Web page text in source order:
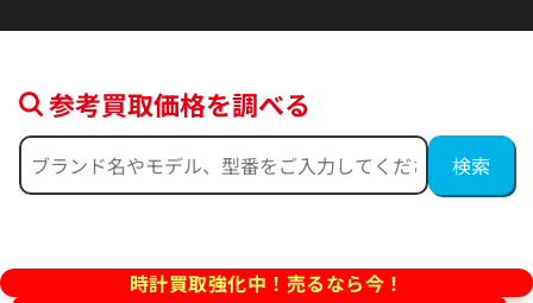
ィノ IW391031
日時点の参考買取価格です
IWC ポートフィノ IW391009
※2026年4月9日時点の参考買
参考買取価格を調べる
時計買取強化中！売るなら今！